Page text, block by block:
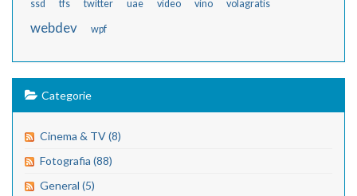
ssd tfs twitter uae video vino volagratis
webdev wpf
Categorie
Cinema & TV (8)
Fotografia (88)
General (5)